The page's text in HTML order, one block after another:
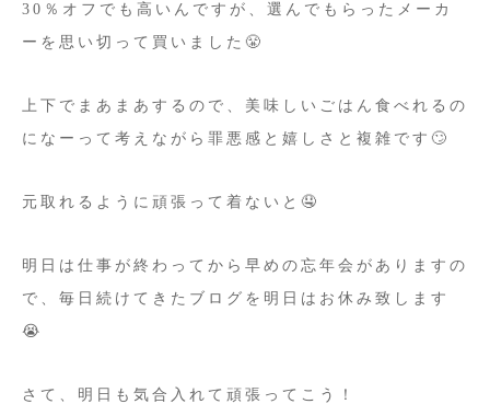
30％オフでも高いんですが、選んでもらったメーカ
ーを思い切って買いました😤
上下でまあまあするので、美味しいごはん食べれるの
になーって考えながら罪悪感と嬉しさと複雑です🙄
元取れるように頑張って着ないと🤤
明日は仕事が終わってから早めの忘年会がありますの
で、毎日続けてきたブログを明日はお休み致します
😭
さて、明日も気合入れて頑張ってこう！